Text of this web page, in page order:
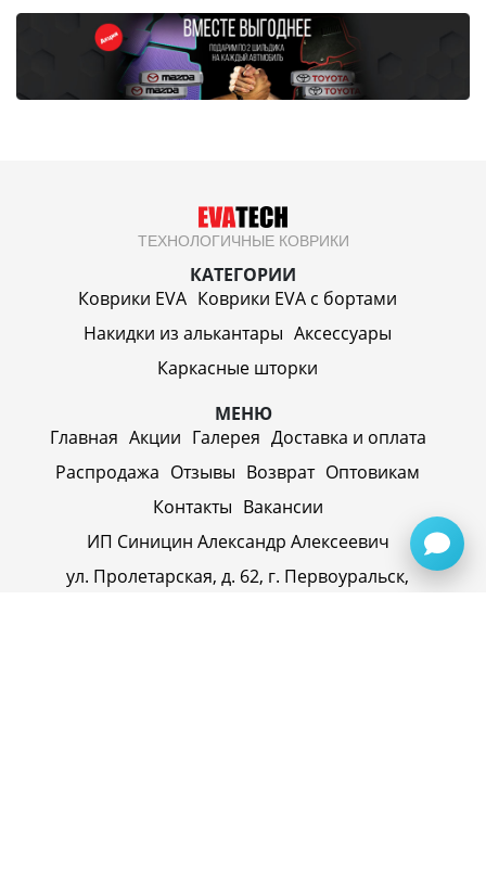
ТЕХНОЛОГИЧНЫЕ КОВРИКИ
КАТЕГОРИИ
Коврики EVA Коврики EVA c бортами
Накидки из алькантары Аксессуары
Каркасные шторки
МЕНЮ
Главная Акции Галерея Доставка и оплата
Распродажа Отзывы Возврат Оптовикам
Контакты Вакансии
ИП Синицин Александр Алексеевич
ул. Пролетарская, д. 62, г. Первоуральск,